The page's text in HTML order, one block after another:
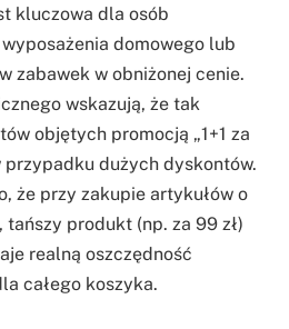
kluczowa dla osób
domowego lub
zabawek w obniżonej cenie.
wskazują, że tak
objętych promocją „1+1 za
przypadku dużych dyskontów.
że przy zakupie artykułów o
produkt (np. za 99 zł)
realną oszczędność
całego koszyka.